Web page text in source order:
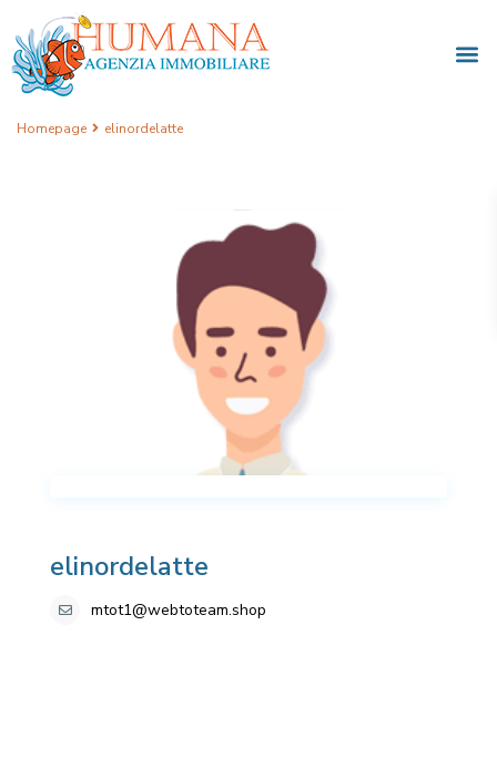
Homepage elinordelatte
elinordelatte
mtot1@webtoteam.shop